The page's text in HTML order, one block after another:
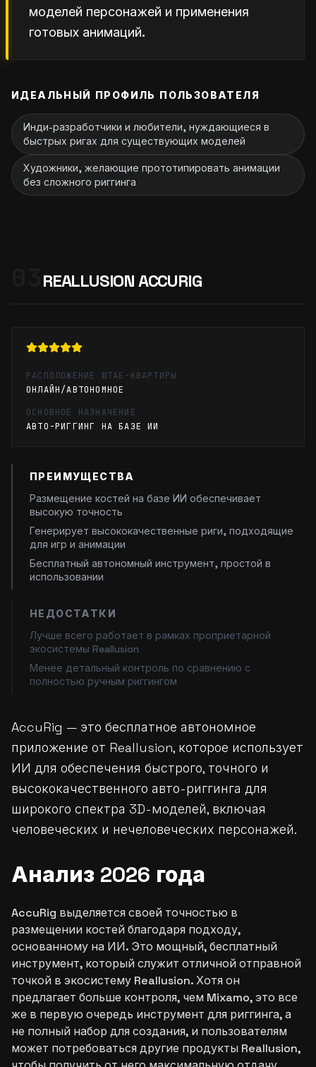
моделей персонажей и применения
готовых анимаций.
ИДЕАЛЬНЫЙ ПРОФИЛЬ ПОЛЬЗОВАТЕЛЯ
Инди-разработчики и любители, нуждающиеся в
быстрых ригах для существующих моделей
Художники, желающие прототипировать анимации
без сложного риггинга
REALLUSION ACCURIG
РАСПОЛОЖЕНИЕ ШТАБ-КВАРТИРЫ
ОНЛАЙН/АВТОНОМНОЕ
ОСНОВНОЕ НАЗНАЧЕНИЕ
АВТО-РИГГИНГ НА БАЗЕ ИИ
ПРЕИМУЩЕСТВА
Размещение костей на базе ИИ обеспечивает
высокую точность
Генерирует высококачественные риги, подходящие
для игр и анимации
Бесплатный автономный инструмент, простой в
использовании
НЕДОСТАТКИ
Лучше всего работает в рамках проприетарной
экосистемы Reallusion
Менее детальный контроль по сравнению с
полностью ручным риггингом
AccuRig — это бесплатное автономное
приложение от Reallusion, которое использует
ИИ для обеспечения быстрого, точного и
высококачественного авто-риггинга для
широкого спектра 3D-моделей, включая
человеческих и нечеловеческих персонажей.
Анализ 2026 года
AccuRig выделяется своей точностью в
размещении костей благодаря подходу,
основанному на ИИ. Это мощный, бесплатный
инструмент, который служит отличной отправной
точкой в экосистему Reallusion. Хотя он
предлагает больше контроля, чем Mixamo, это все
же в первую очередь инструмент для риггинга, а
не полный набор для создания, и пользователям
может потребоваться другие продукты Reallusion,